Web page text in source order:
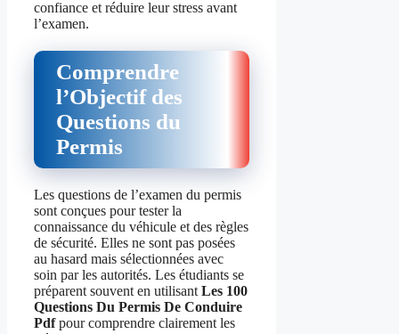
confiance et réduire leur stress avant
l’examen.
Comprendre
l’Objectif des
Questions du
Permis
Les questions de l’examen du permis
sont conçues pour tester la
connaissance du véhicule et des règles
de sécurité. Elles ne sont pas posées
au hasard mais sélectionnées avec
soin par les autorités. Les étudiants se
préparent souvent en utilisant Les 100
Questions Du Permis De Conduire
Pdfpour comprendre clairement les